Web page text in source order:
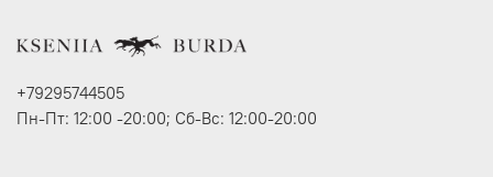
+79295744505
Пн-Пт: 12:00 -20:00; Сб-Вс: 12:00-20:00